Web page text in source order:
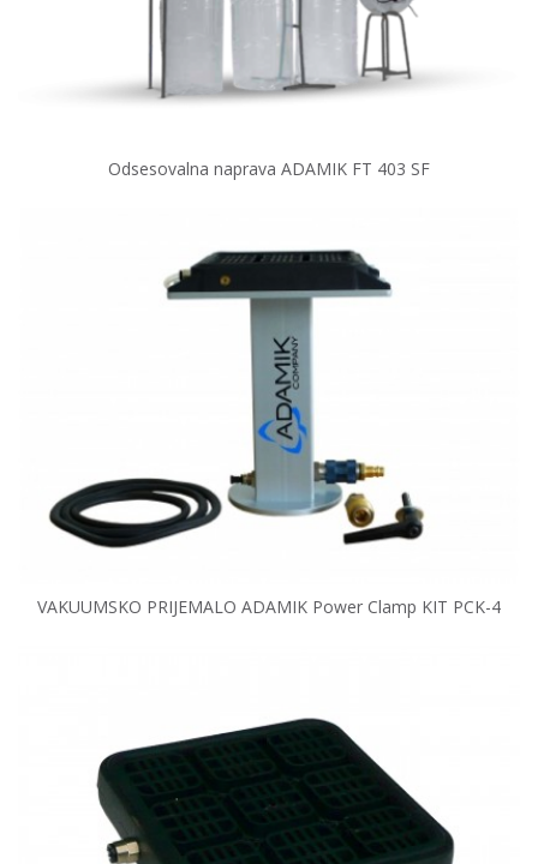
Odsesovalna naprava ADAMIK FT 403 SF
VAKUUMSKO PRIJEMALO ADAMIK Power Clamp KIT PCK-4